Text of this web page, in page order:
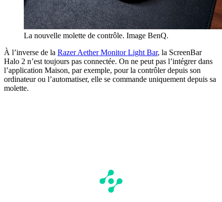
La nouvelle molette de contrôle. Image BenQ.
À l’inverse de la Razer Aether Monitor Light Bar, la ScreenBar
Halo 2 n’est toujours pas connectée. On ne peut pas l’intégrer dans
l’application Maison, par exemple, pour la contrôler depuis son
ordinateur ou l’automatiser, elle se commande uniquement depuis sa
molette.